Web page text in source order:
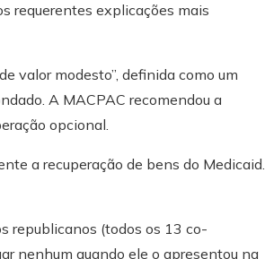
requerentes explicações mais
valor modesto”, definida como um
A MACPAC recomendou a
opcional.
a recuperação de bens do Medicaid.
republicanos (todos os 13 co-
nenhum quando ele o apresentou na